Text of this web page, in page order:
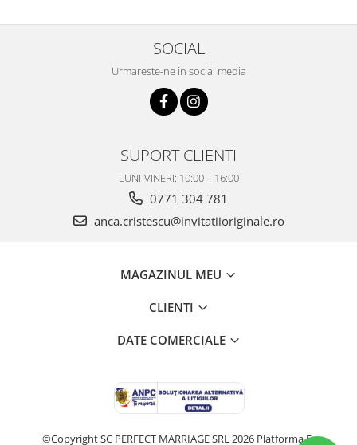
SOCIAL
Urmareste-ne in social media
SUPORT CLIENTI
LUNI-VINERI: 10:00 – 16:00
0771 304 781
anca.cristescu@invitatiioriginale.ro
MAGAZINUL MEU
CLIENTI
DATE COMERCIALE
©Copyright SC PERFECT MARRIAGE SRL 2026 Platforma E-